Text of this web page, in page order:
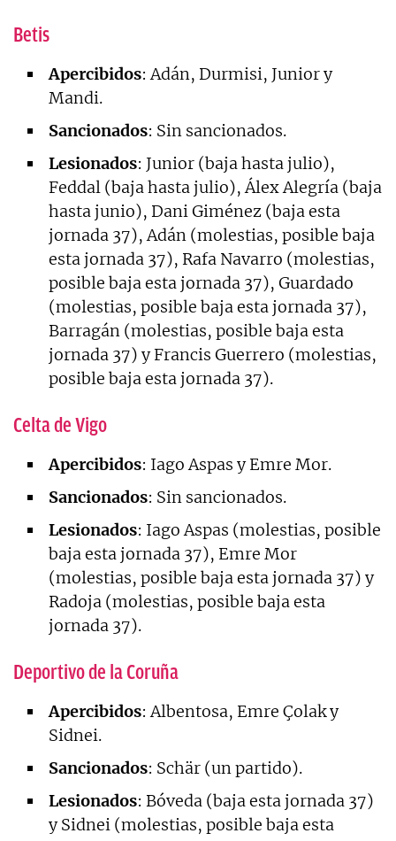
Betis
Apercibidos: Adán, Durmisi, Junior y
Mandi.
Sancionados: Sin sancionados.
Lesionados: Junior (baja hasta julio),
Feddal (baja hasta julio), Álex Alegría (baja
hasta junio), Dani Giménez (baja esta
jornada 37), Adán (molestias, posible baja
esta jornada 37), Rafa Navarro (molestias,
posible baja esta jornada 37), Guardado
(molestias, posible baja esta jornada 37),
Barragán (molestias, posible baja esta
jornada 37) y Francis Guerrero (molestias,
posible baja esta jornada 37).
Celta de Vigo
Apercibidos: Iago Aspas y Emre Mor.
Sancionados: Sin sancionados.
Lesionados: Iago Aspas (molestias, posible
baja esta jornada 37), Emre Mor
(molestias, posible baja esta jornada 37) y
Radoja (molestias, posible baja esta
jornada 37).
Deportivo de la Coruña
Apercibidos: Albentosa, Emre Çolak y
Sidnei.
Sancionados: Schär (un partido).
Lesionados: Bóveda (baja esta jornada 37)
y Sidnei (molestias, posible baja esta